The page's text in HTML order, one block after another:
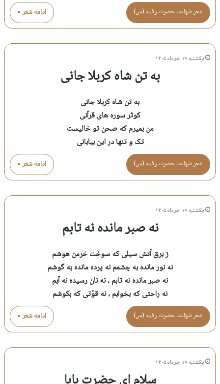
ادامه شعر » شعر شهادت حضرت رقيه (س)
یکشنبه ۱۷ خرداد ۱۴۰۵
به تن شاه کربلا جانی
به تن شاه کربلا جانی
کوثر سوره های قرآنی
من بمیرم که صحن تو خالیست
تک و تنها در این بیابانی
ادامه شعر » شعر شهادت حضرت رقيه (س)
یکشنبه ۱۷ خرداد ۱۴۰۵
نه صبر مانده نه تابم
ز برق آتش سیلی که سوخت خرمن هوشم
نه نور مانده به چشمم نه پرده مانده به گوشم
نه صبر مانده نه تابم ، نه نان رسیده نه آبم
نه راحتی که بخوابم ، نه قوّتی که بکوشم
ادامه شعر » شعر شهادت حضرت رقيه (س)
یکشنبه ۱۷ خرداد ۱۴۰۵